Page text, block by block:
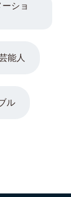
能人
ル
ショ